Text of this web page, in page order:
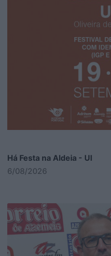
Há Festa na Aldeia - Ul
6/08/2026